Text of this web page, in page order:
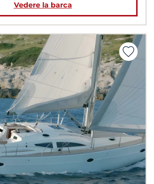
Vedere la barca